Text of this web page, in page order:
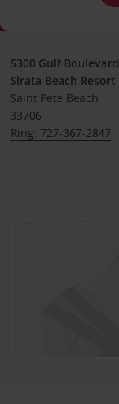
5300 Gulf Boulevard
Sirata Beach Resort
Saint Pete Beach
33706
Ring: 727-367-2847